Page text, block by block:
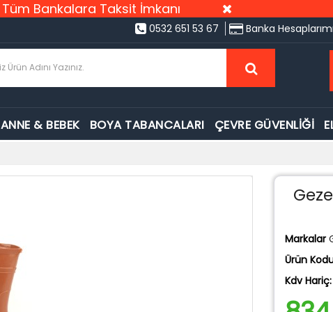
Tüm Bankalara Taksit İmkanı
0532 651 53 67 Banka
ANNE & BEBEK BOYA TABANCALARI ÇEVRE GÜVENLİĞİ
Markalar
Ürün
Kdv Hariç: